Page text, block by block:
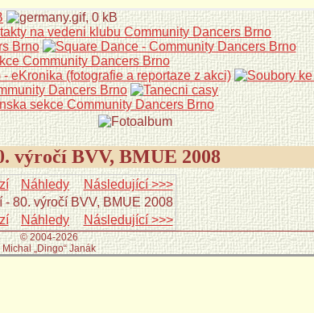
výročí BVV, BMUE 2008
Náhledy Následující >>>
Náhledy Následující >>>
© 2004-2026
Michal „Dingo“ Janák